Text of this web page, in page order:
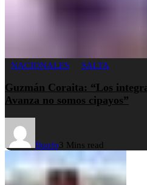
NACIONALES SALTA
Guzmán Coraita: “Los
Avanza no somos cipayos”
Buufo3 Mins read